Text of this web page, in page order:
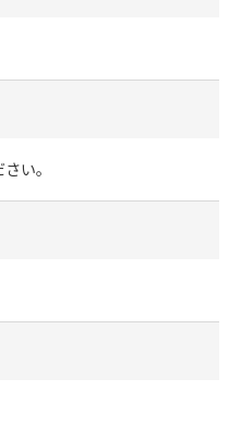
い。